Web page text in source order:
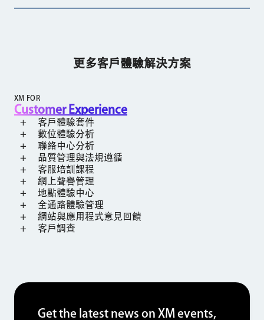
更多客戶體驗解決方案
XM FOR
Customer Experience
客戶體驗套件
數位體驗分析
聯絡中心分析
品質管理與法規遵循
客服培訓課程
網上聲譽管理
地點體驗中心
全通路體驗管理
網站與應用程式意見回饋
客戶調查
Get the latest news on XM events,